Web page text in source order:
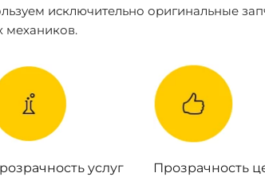
исключительно оригинальные
механиков.
услуг Прозрачность